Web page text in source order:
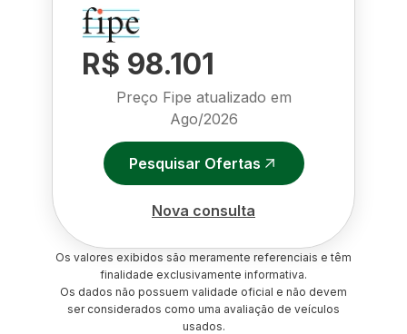
R$ 98.101
Preço Fipe atualizado em
Ago/2026
Pesquisar Ofertas
Nova consulta
Os valores exibidos são meramente referenciais e têm
finalidade exclusivamente informativa.
Os dados não possuem validade oficial e não devem
ser considerados como uma avaliação de veículos
usados.